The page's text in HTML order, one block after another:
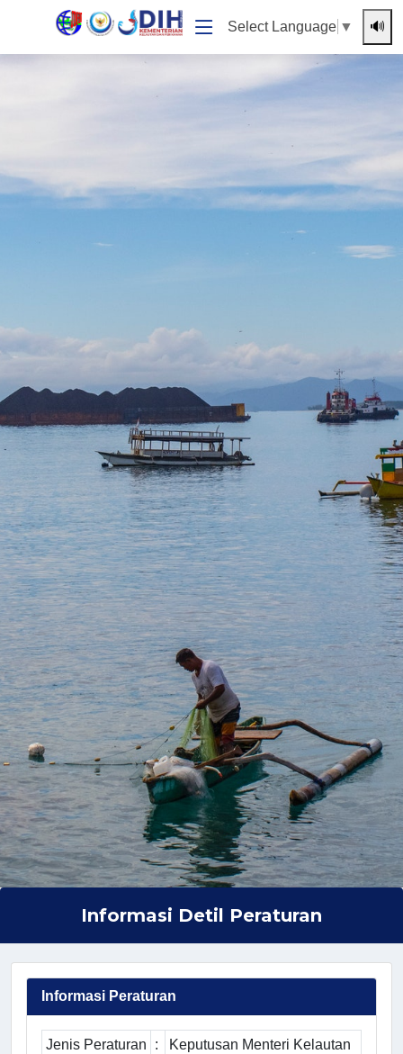
Select Language ▼ 🔊
Informasi Detil Peraturan
Informasi Peraturan
Jenis Peraturan :
Keputusan Menteri Kelautan